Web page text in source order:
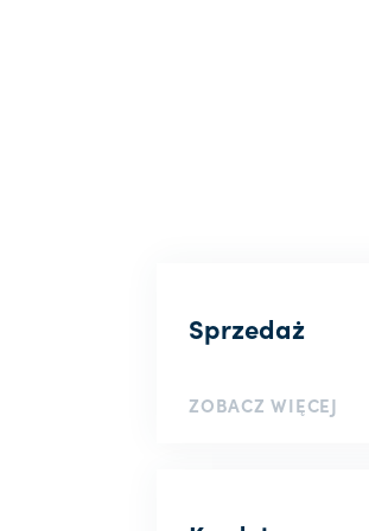
Sprzedaż
ZOBACZ WIĘCEJ